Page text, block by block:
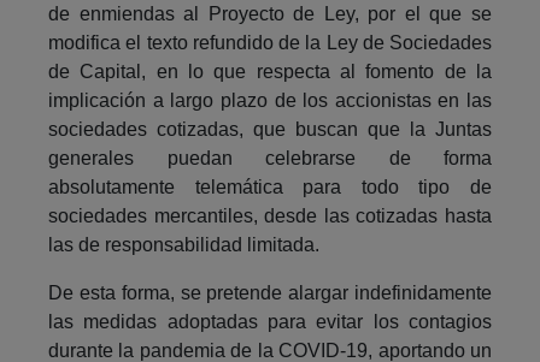
de enmiendas al Proyecto de Ley, por el que se
modifica el texto refundido de la Ley de Sociedades
de Capital, en lo que respecta al fomento de la
implicación a largo plazo de los accionistas en las
sociedades cotizadas, que buscan que la Juntas
generales puedan celebrarse de forma
absolutamente telemática para todo tipo de
sociedades mercantiles, desde las cotizadas hasta
las de responsabilidad limitada.
De esta forma, se pretende alargar indefinidamente
las medidas adoptadas para evitar los contagios
durante la pandemia de la COVID-19, aportando un